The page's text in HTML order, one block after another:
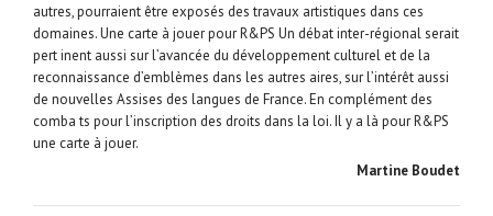
autres, pourraient être exposés des travaux artistiques dans ces
domaines. Une carte à jouer pour R&PS Un débat inter-régional serait
pert inent aussi sur l’avancée du développement culturel et de la
reconnaissance d’emblèmes dans les autres aires, sur l’intérêt aussi
de nouvelles Assises des langues de France. En complément des
comba ts pour l’inscription des droits dans la loi. Il y a là pour R&PS
une carte à jouer.
Martine Boudet